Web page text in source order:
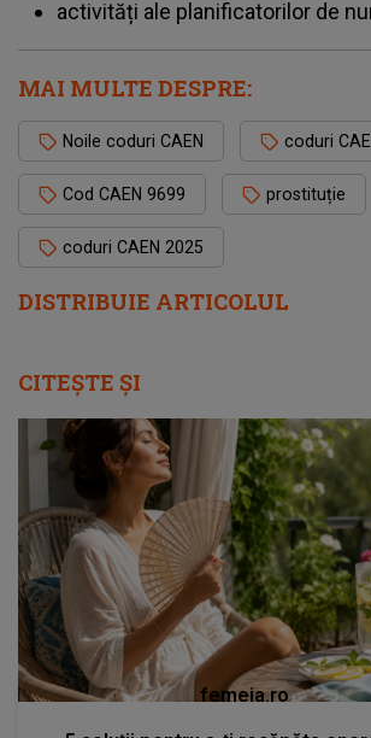
DISTRIBUIE ARTICOLUL
activități ale planificatorilor de
MAI MULTE DESPRE:
Noile coduri CAEN coduri
Cod CAEN 9699 prostituție
coduri CAEN 2025
CITEȘTE ȘI
femeia.ro